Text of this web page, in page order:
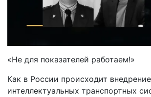
«Не для показателей работаем!»
Как в России происходит внедрение
интеллектуальных транспортных